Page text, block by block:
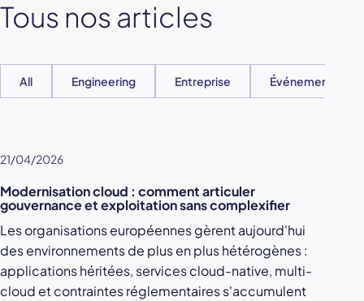
Tous nos articles
All Engineering Entreprise Événements
21/04/2026
Modernisation cloud : comment articuler
gouvernance et exploitation sans complexifier
Les organisations européennes gèrent aujourd'hui
des environnements de plus en plus hétérogènes :
applications héritées, services cloud-native, multi-
cloud et contraintes réglementaires s'accumulent